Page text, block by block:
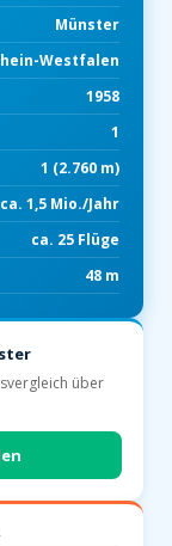
Münster
Westfalen
1958
1
1 (2.760 m)
ca. 1,5 Mio./Jahr
ca. 25 Flüge
48 m
über